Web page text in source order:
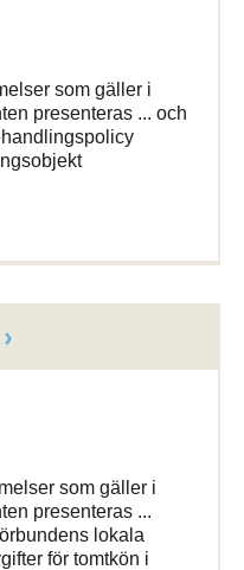
som gäller i
presenteras ... och
som gäller i
presenteras ...
lokala
för tomtkön i